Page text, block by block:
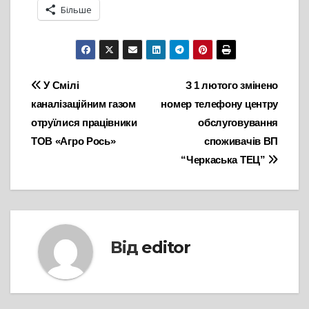
Більше
Навігація
записів
З 1 лютого змінено
номер телефону центру
обслуговування
споживачів ВП
“Черкаська ТЕЦ”
У Смілі
каналізаційним газом
отруїлися працівники
ТОВ «Агро Рось»
Від editor